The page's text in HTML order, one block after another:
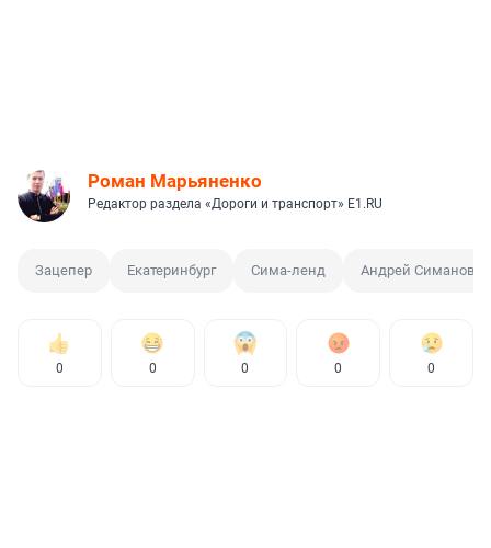
Роман Марьяненко
Редактор раздела «Дороги и транспорт» E1.RU
Зацепер Екатеринбург Сима-ленд Андрей
0 0 0 0 0